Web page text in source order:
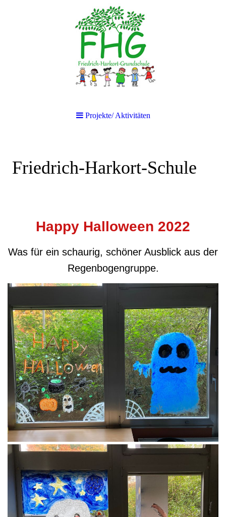
Projekte/ Aktivitäten
Friedrich-Harkort-Schule
Happy Halloween 2022
Was für ein schaurig, schöner Ausblick aus der
Regenbogengruppe.